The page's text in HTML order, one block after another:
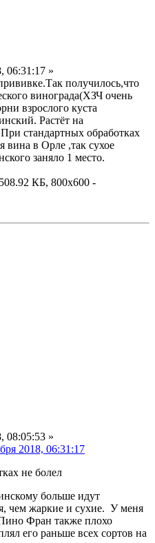
06:31:17 »
получилось,что
винограда(ХЗЧ очень
взрослого куста
Растёт на
стандартных обработках
вина в Орле ,так сухое
заняло 1 место.
КБ, 800x600 -
08:05:53 »
2018, 06:31:17
не болел
больше идут
чем жаркие и сухие. У меня
Фран также плохо
его раньше всех сортов на